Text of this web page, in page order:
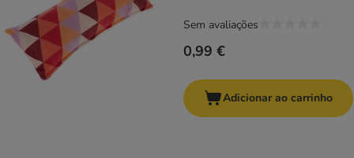
0,99 €
Sem avaliações
Adicionar ao carrinho